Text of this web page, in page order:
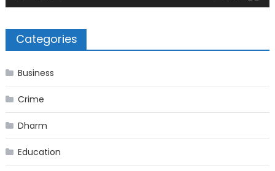
Categories
Business
Crime
Dharm
Education